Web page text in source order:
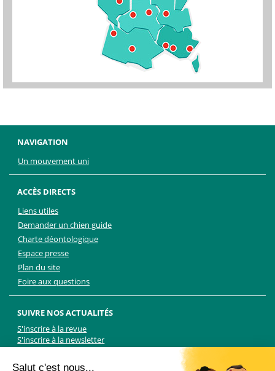
NAVIGATION
Un mouvement uni
ACCÈS DIRECTS
Liens utiles
Demander un chien guide
Charte déontologique
Espace presse
Plan du site
Foire aux questions
SUIVRE NOS ACTUALITÉS
S'inscrire à la revue
S'inscrire à la newsletter
TikTok
Salut c'est nous...